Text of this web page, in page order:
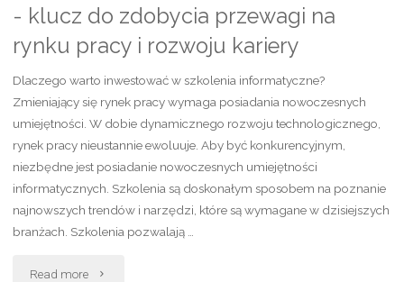
- klucz do zdobycia przewagi na
rynku pracy i rozwoju kariery
Dlaczego warto inwestować w szkolenia informatyczne?
Zmieniający się rynek pracy wymaga posiadania nowoczesnych
umiejętności. W dobie dynamicznego rozwoju technologicznego,
rynek pracy nieustannie ewoluuje. Aby być konkurencyjnym,
niezbędne jest posiadanie nowoczesnych umiejętności
informatycznych. Szkolenia są doskonałym sposobem na poznanie
najnowszych trendów i narzędzi, które są wymagane w dzisiejszych
branżach. Szkolenia pozwalają …
Read more "Nowoczesne